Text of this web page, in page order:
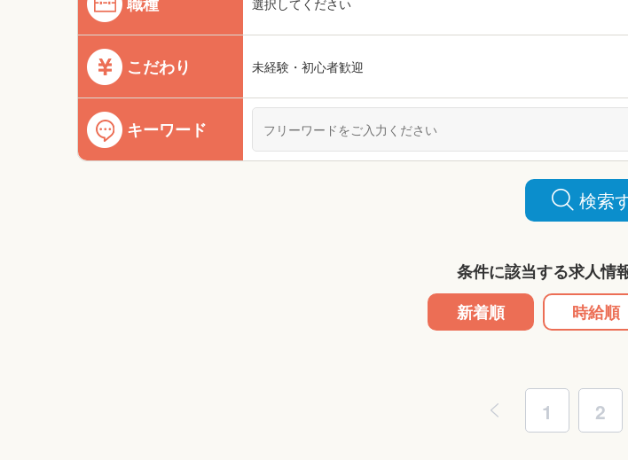
こだわり 未経験・初心者歓迎
キーワード
検索
条件に該当する求人情
新着順
時給順
1 2